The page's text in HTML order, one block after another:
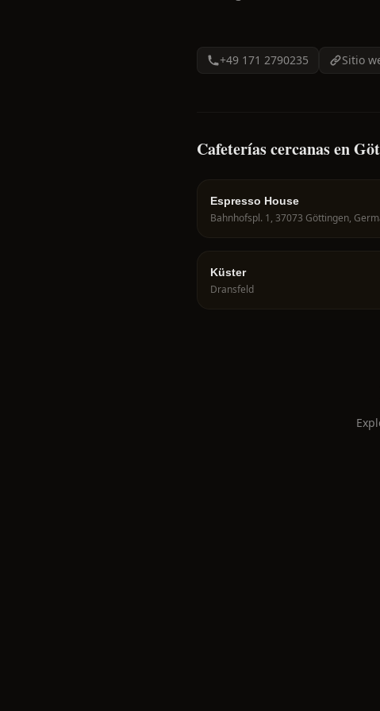
+49 171 2790235 Sitio
Cafeterías cercanas en
Espresso House
Bahnhofspl. 1, 37073 Göttingen,
Küster
Dransfeld